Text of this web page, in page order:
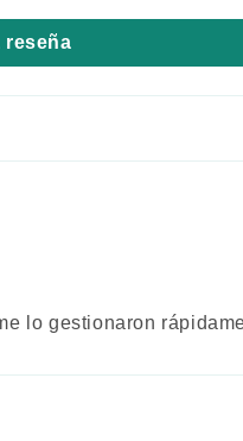
reseña
lo gestionaron